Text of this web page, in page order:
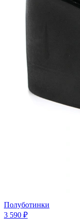
Полуботинки
3 590 ₽